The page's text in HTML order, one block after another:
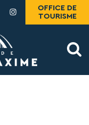
Lien
le
compte
Facebook
OFFICE DE
TOURISME